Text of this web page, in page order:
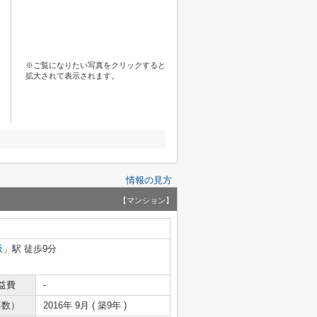
※ご覧になりたい写真をクリックすると
拡大されて表示されます。
情報の見方
【マンション】
」駅 徒歩9分
費
-
）
2016年 9月 ( 築9年 )